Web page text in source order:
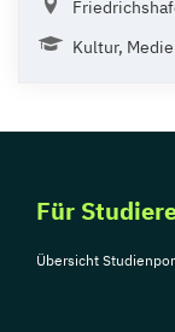
Kultur,
Für
Übersicht